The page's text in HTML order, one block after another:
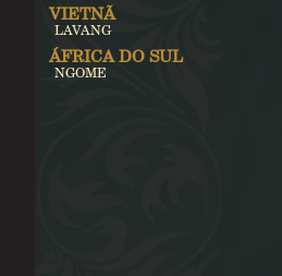
VIETNÃ
LAVANG
ÁFRICA DO SUL
NGOME